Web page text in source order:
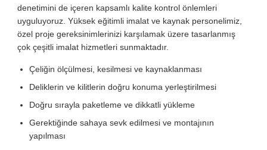
denetimini de içeren kapsamlı kalite kontrol önlemleri
uyguluyoruz. Yüksek eğitimli imalat ve kaynak personelimiz,
özel proje gereksinimlerinizi karşılamak üzere tasarlanmış
çok çeşitli imalat hizmetleri sunmaktadır.
Çeliğin ölçülmesi, kesilmesi ve kaynaklanması
Deliklerin ve kilitlerin doğru konuma yerleştirilmesi
Doğru sırayla paketleme ve dikkatli yükleme
Gerektiğinde sahaya sevk edilmesi ve montajının
yapılması